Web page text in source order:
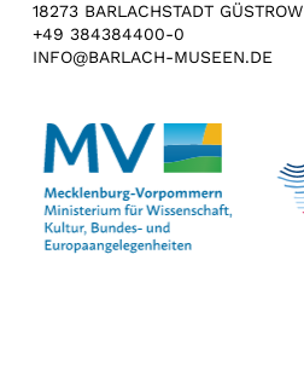
18273 BARLACHSTADT GÜSTROW
+49 384384400-0
INFO@BARLACH-MUSEEN.DE